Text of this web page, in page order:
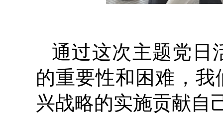
通过这次主题党日
的重要性和困难，
兴战略的实施贡献自